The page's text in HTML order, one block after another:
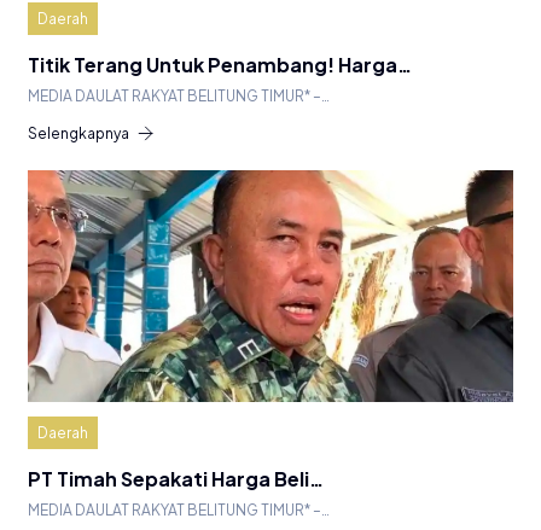
Daerah
Titik Terang Untuk Penambang! Harga…
MEDIA DAULAT RAKYAT BELITUNG TIMUR* –…
Selengkapnya
Daerah
PT Timah Sepakati Harga Beli…
MEDIA DAULAT RAKYAT BELITUNG TIMUR* –…